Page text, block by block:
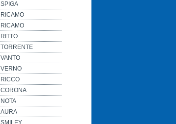
SPIGA
RICAMO
RICAMO
RITTO
TORRENTE
VANTO
VERNO
RICCO
CORONA
NOTA
AURA
SMILEY